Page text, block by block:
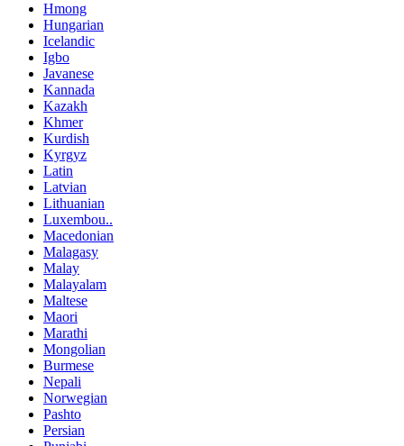
Hmong
Hungarian
Icelandic
Igbo
Javanese
Kannada
Kazakh
Khmer
Kurdish
Kyrgyz
Latin
Latvian
Lithuanian
Luxembou..
Macedonian
Malagasy
Malay
Malayalam
Maltese
Maori
Marathi
Mongolian
Burmese
Nepali
Norwegian
Pashto
Persian